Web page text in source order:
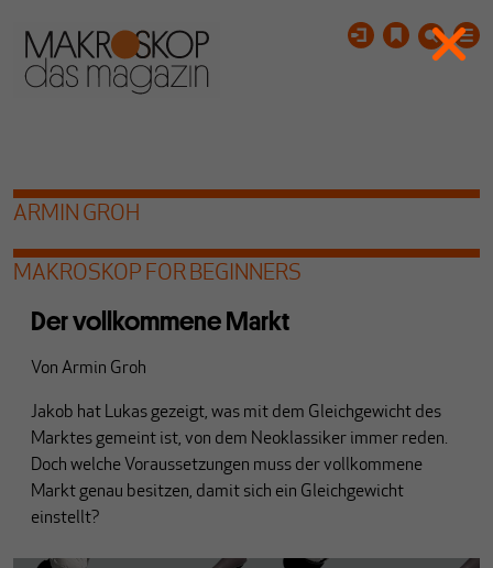
ARMIN GROH
MAKROSKOP FOR BEGINNERS
Der vollkommene Markt
Von Armin Groh
Jakob hat Lukas gezeigt, was mit dem Gleichgewicht des
Marktes gemeint ist, von dem Neoklassiker immer reden.
Doch welche Voraussetzungen muss der vollkommene
Markt genau besitzen, damit sich ein Gleichgewicht
einstellt?